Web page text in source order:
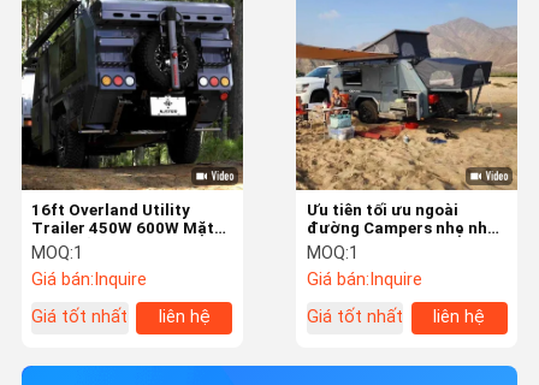
16ft Overland Utility
Trailer 450W 600W Mặt
trời nhỏ Off Road Travel
Trailers
MOQ:1
Giá bán: Inquire
Giá tốt nhất
liên hệ
Ưu tiên tối ưu ngoài
đường Campers nhẹ nhỏ
Overland trailer
MOQ:1
Giá bán: Inquire
Giá tốt nhất
liên hệ